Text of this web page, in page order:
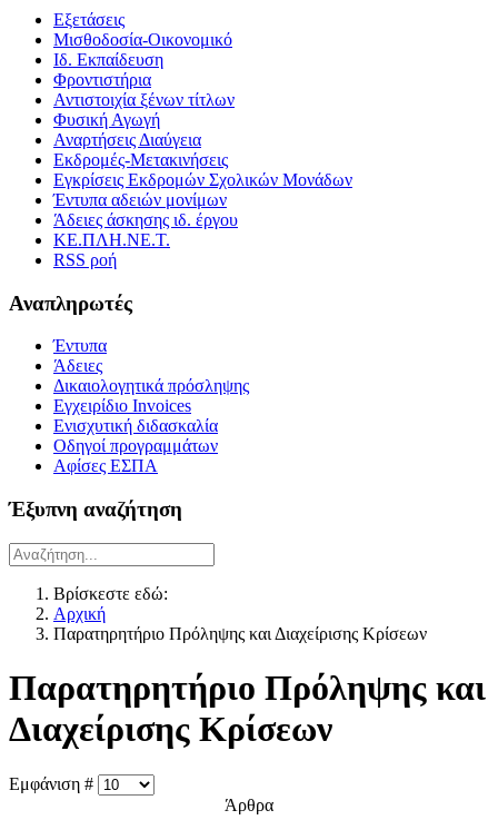
Εξετάσεις
Μισθοδοσία-Οικονομικό
Ιδ. Εκπαίδευση
Φροντιστήρια
Αντιστοιχία ξένων τίτλων
Φυσική Αγωγή
Αναρτήσεις Διαύγεια
Εκδρομές-Μετακινήσεις
Εγκρίσεις Εκδρομών Σχολικών Μονάδων
Έντυπα αδειών μονίμων
Άδειες άσκησης ιδ. έργου
ΚΕ.ΠΛΗ.ΝΕ.Τ.
RSS ροή
Αναπληρωτές
Έντυπα
Άδειες
Δικαιολογητικά πρόσληψης
Εγχειρίδιο Invoices
Ενισχυτική διδασκαλία
Οδηγοί προγραμμάτων
Αφίσες ΕΣΠΑ
Έξυπνη αναζήτηση
Βρίσκεστε εδώ:
Αρχική
Παρατηρητήριο Πρόληψης και Διαχείρισης Κρίσεων
Παρατηρητήριο Πρόληψης και
Διαχείρισης Κρίσεων
Εμφάνιση #
Άρθρα